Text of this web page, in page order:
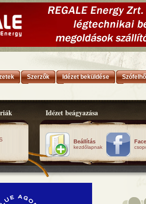
Szerzők Idézet beküldése Szófelhő
Idézet beágyazása
Beállítás
kezdőlapnak